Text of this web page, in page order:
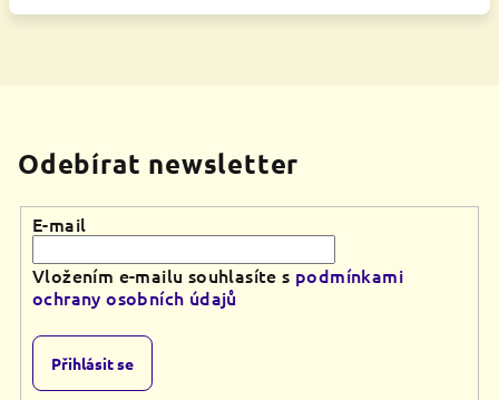
Odebírat newsletter
E-mail
Vložením e-mailu souhlasíte s podmínkami
ochrany osobních údajů
Přihlásit se